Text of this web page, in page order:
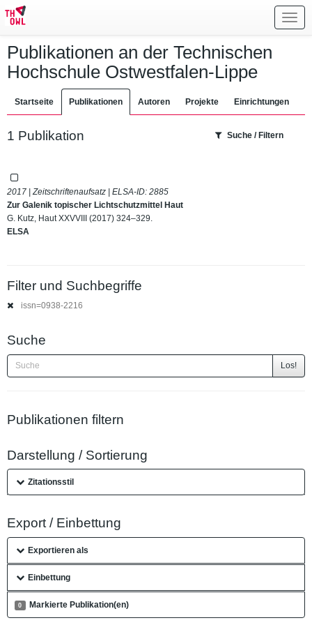
Publikationen an der Technischen
Hochschule Ostwestfalen-Lippe
Startseite Publikationen Autoren Projekte Einrichtungen
1 Publikation Suche / Filtern
2017 | Zeitschriftenaufsatz | ELSA-ID: 2885
Zur Galenik topischer Lichtschutzmittel Haut
G. Kutz, Haut XXVVIII (2017) 324–329.
ELSA
Filter und Suchbegriffe
issn=0938-2216
Suche
Los!
Publikationen filtern
Darstellung / Sortierung
Zitationsstil
Export / Einbettung
Exportieren als
Einbettung
0 Markierte Publikation(en)